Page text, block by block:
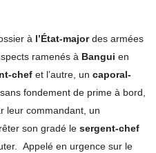
à l’État-majordes armées
ramenés à Bangui en
chef et l’autre, un caporal-
fondement de prime à bord,
leur commandant, un
son gradé le sergent-chef
Appelé en urgence sur le